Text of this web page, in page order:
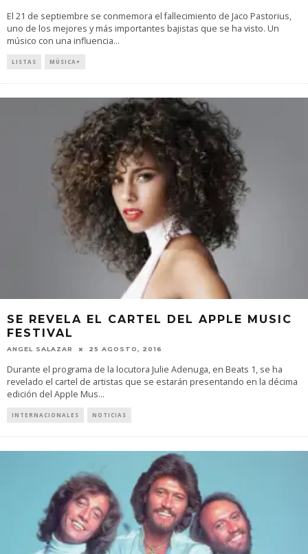
El 21 de septiembre se conmemora el fallecimiento de Jaco Pastorius,
uno de los mejores y más importantes bajistas que se ha visto. Un
músico con una influencia...
LISTAS MÚSICA+
SE REVELA EL CARTEL DEL APPLE MUSIC
FESTIVAL
ANGEL SALAZAR 25 AGOSTO, 2016
Durante el programa de la locutora Julie Adenuga, en Beats 1, se ha
revelado el cartel de artistas que se estarán presentando en la décima
edición del Apple Mus...
INTERNACIONALES NOTICIAS